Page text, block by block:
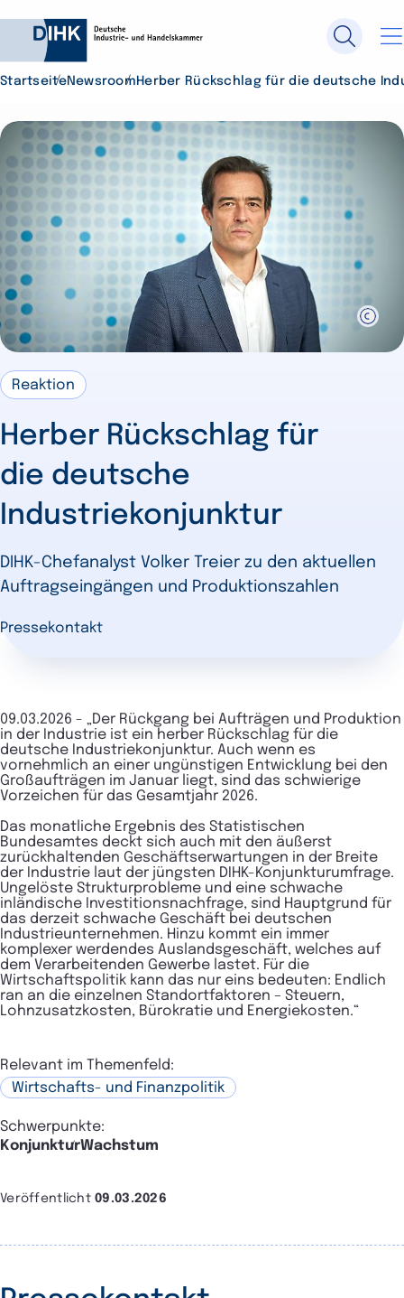
StartseiteNewsroom Herber Rückschlag für die deutsche
Reaktion
Herber Rückschlag für
die deutsche
Industriekonjunktur
DIHK-Chefanalyst Volker Treier zu den aktuellen
Auftragseingängen und Produktionszahlen
Pressekontakt
09.03.2026 - „Der Rückgang bei Aufträgen und Produktion
in der Industrie ist ein herber Rückschlag für die
deutsche Industriekonjunktur. Auch wenn es
vornehmlich an einer ungünstigen Entwicklung bei den
Großaufträgen im Januar liegt, sind das schwierige
Vorzeichen für das Gesamtjahr 2026.
Das monatliche Ergebnis des Statistischen
Bundesamtes deckt sich auch mit den äußerst
zurückhaltenden Geschäftserwartungen in der Breite
der Industrie laut der jüngsten DIHK-Konjunkturumfrage.
Ungelöste Strukturprobleme und eine schwache
inländische Investitionsnachfrage, sind Hauptgrund für
das derzeit schwache Geschäft bei deutschen
Industrieunternehmen. Hinzu kommt ein immer
komplexer werdendes Auslandsgeschäft, welches auf
dem Verarbeitenden Gewerbe lastet. Für die
Wirtschaftspolitik kann das nur eins bedeuten: Endlich
ran an die einzelnen Standortfaktoren – Steuern,
Lohnzusatzkosten, Bürokratie und Energiekosten.“
Relevant im Themenfeld:
Wirtschafts- und Finanzpolitik
Schwerpunkte:
KonjunkturWachstum
Veröffentlicht09.03.2026